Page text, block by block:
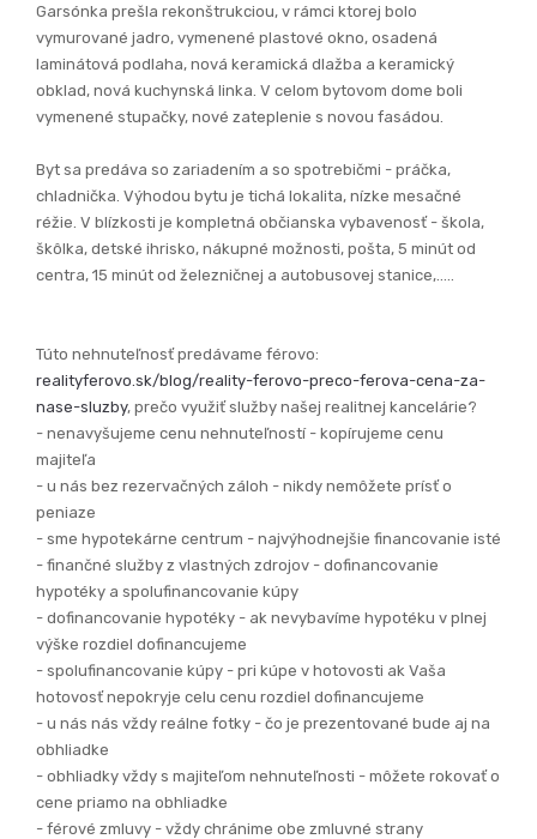
Garsónka prešla rekonštrukciou, v rámci ktorej bolo
vymurované jadro, vymenené plastové okno, osadená
laminátová podlaha, nová keramická dlažba a keramický
obklad, nová kuchynská linka. V celom bytovom dome boli
vymenené stupačky, nové zateplenie s novou fasádou.
Byt sa predáva so zariadením a so spotrebičmi - práčka,
chladnička. Výhodou bytu je tichá lokalita, nízke mesačné
réžie. V blízkosti je kompletná občianska vybavenosť - škola,
škôlka, detské ihrisko, nákupné možnosti, pošta, 5 minút od
centra, 15 minút od železničnej a autobusovej stanice,.....
Túto nehnuteľnosť predávame férovo:
realityferovo.sk/blog/reality-ferovo-preco-ferova-cena-za-
nase-sluzby, prečo využiť služby našej realitnej kancelárie?
- nenavyšujeme cenu nehnuteľností - kopírujeme cenu
majiteľa
- u nás bez rezervačných záloh - nikdy nemôžete prísť o
peniaze
- sme hypotekárne centrum - najvýhodnejšie financovanie isté
- finančné služby z vlastných zdrojov - dofinancovanie
hypotéky a spolufinancovanie kúpy
- dofinancovanie hypotéky - ak nevybavíme hypotéku v plnej
výške rozdiel dofinancujeme
- spolufinancovanie kúpy - pri kúpe v hotovosti ak Vaša
hotovosť nepokryje celu cenu rozdiel dofinancujeme
- u nás nás vždy reálne fotky - čo je prezentované bude aj na
obhliadke
- obhliadky vždy s majiteľom nehnuteľnosti - môžete rokovať o
cene priamo na obhliadke
- férové zmluvy - vždy chránime obe zmluvné strany